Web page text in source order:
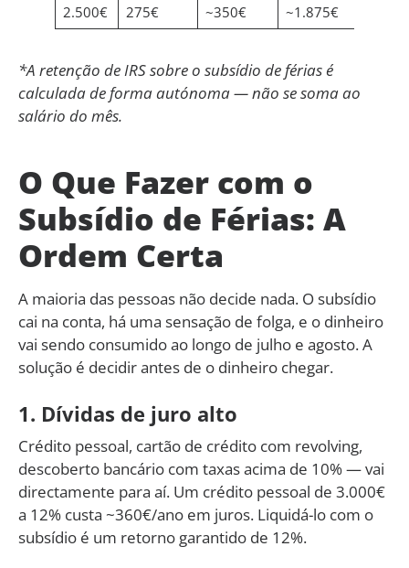
2.500€
275€ ~350€ ~1.875€
*A retenção de IRS sobre o subsídio de férias é
calculada de forma autónoma — não se soma ao
salário do mês.
O Que Fazer com o
Subsídio de Férias: A
Ordem Certa
A maioria das pessoas não decide nada. O subsídio
cai na conta, há uma sensação de folga, e o dinheiro
vai sendo consumido ao longo de julho e agosto. A
solução é decidir antes de o dinheiro chegar.
1. Dívidas de juro alto
Crédito pessoal, cartão de crédito com revolving,
descoberto bancário com taxas acima de 10% — vai
directamente para aí. Um crédito pessoal de 3.000€
a 12% custa ~360€/ano em juros. Liquidá-lo com o
subsídio é um retorno garantido de 12%.